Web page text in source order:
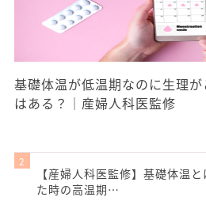
基礎体温が低温期なのに生理
はある？｜産婦人科医監修
【産婦人科医監修】基礎体温
た時の高温期…